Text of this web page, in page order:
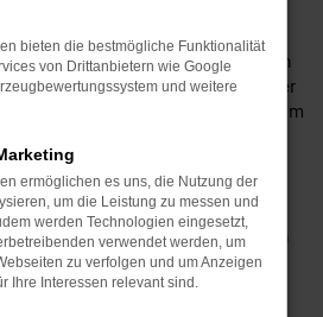
besteht darin, dass das Datum
ein Jahr zurückliegen darf. Von
daher nicht mehr sprechen, doch
Jahreswagen deutlich besser
der schon mehr Jahre auf dem
dass das Fahrzeug bereits
sicher auf den Straßen von
Produktionsfehler lassen sich
Jahreswagen ausschließen und
wir jedes Auto einem exakten
bieten die bestmögliche Funktionalität
von Drittanbietern wie Google
und weitere
ermöglichen es uns, die Nutzung der
um die Leistung zu messen und
werden Technologien eingesetzt,
verwendet werden, um
zu verfolgen und um Anzeigen
Ihre Interessen relevant sind.